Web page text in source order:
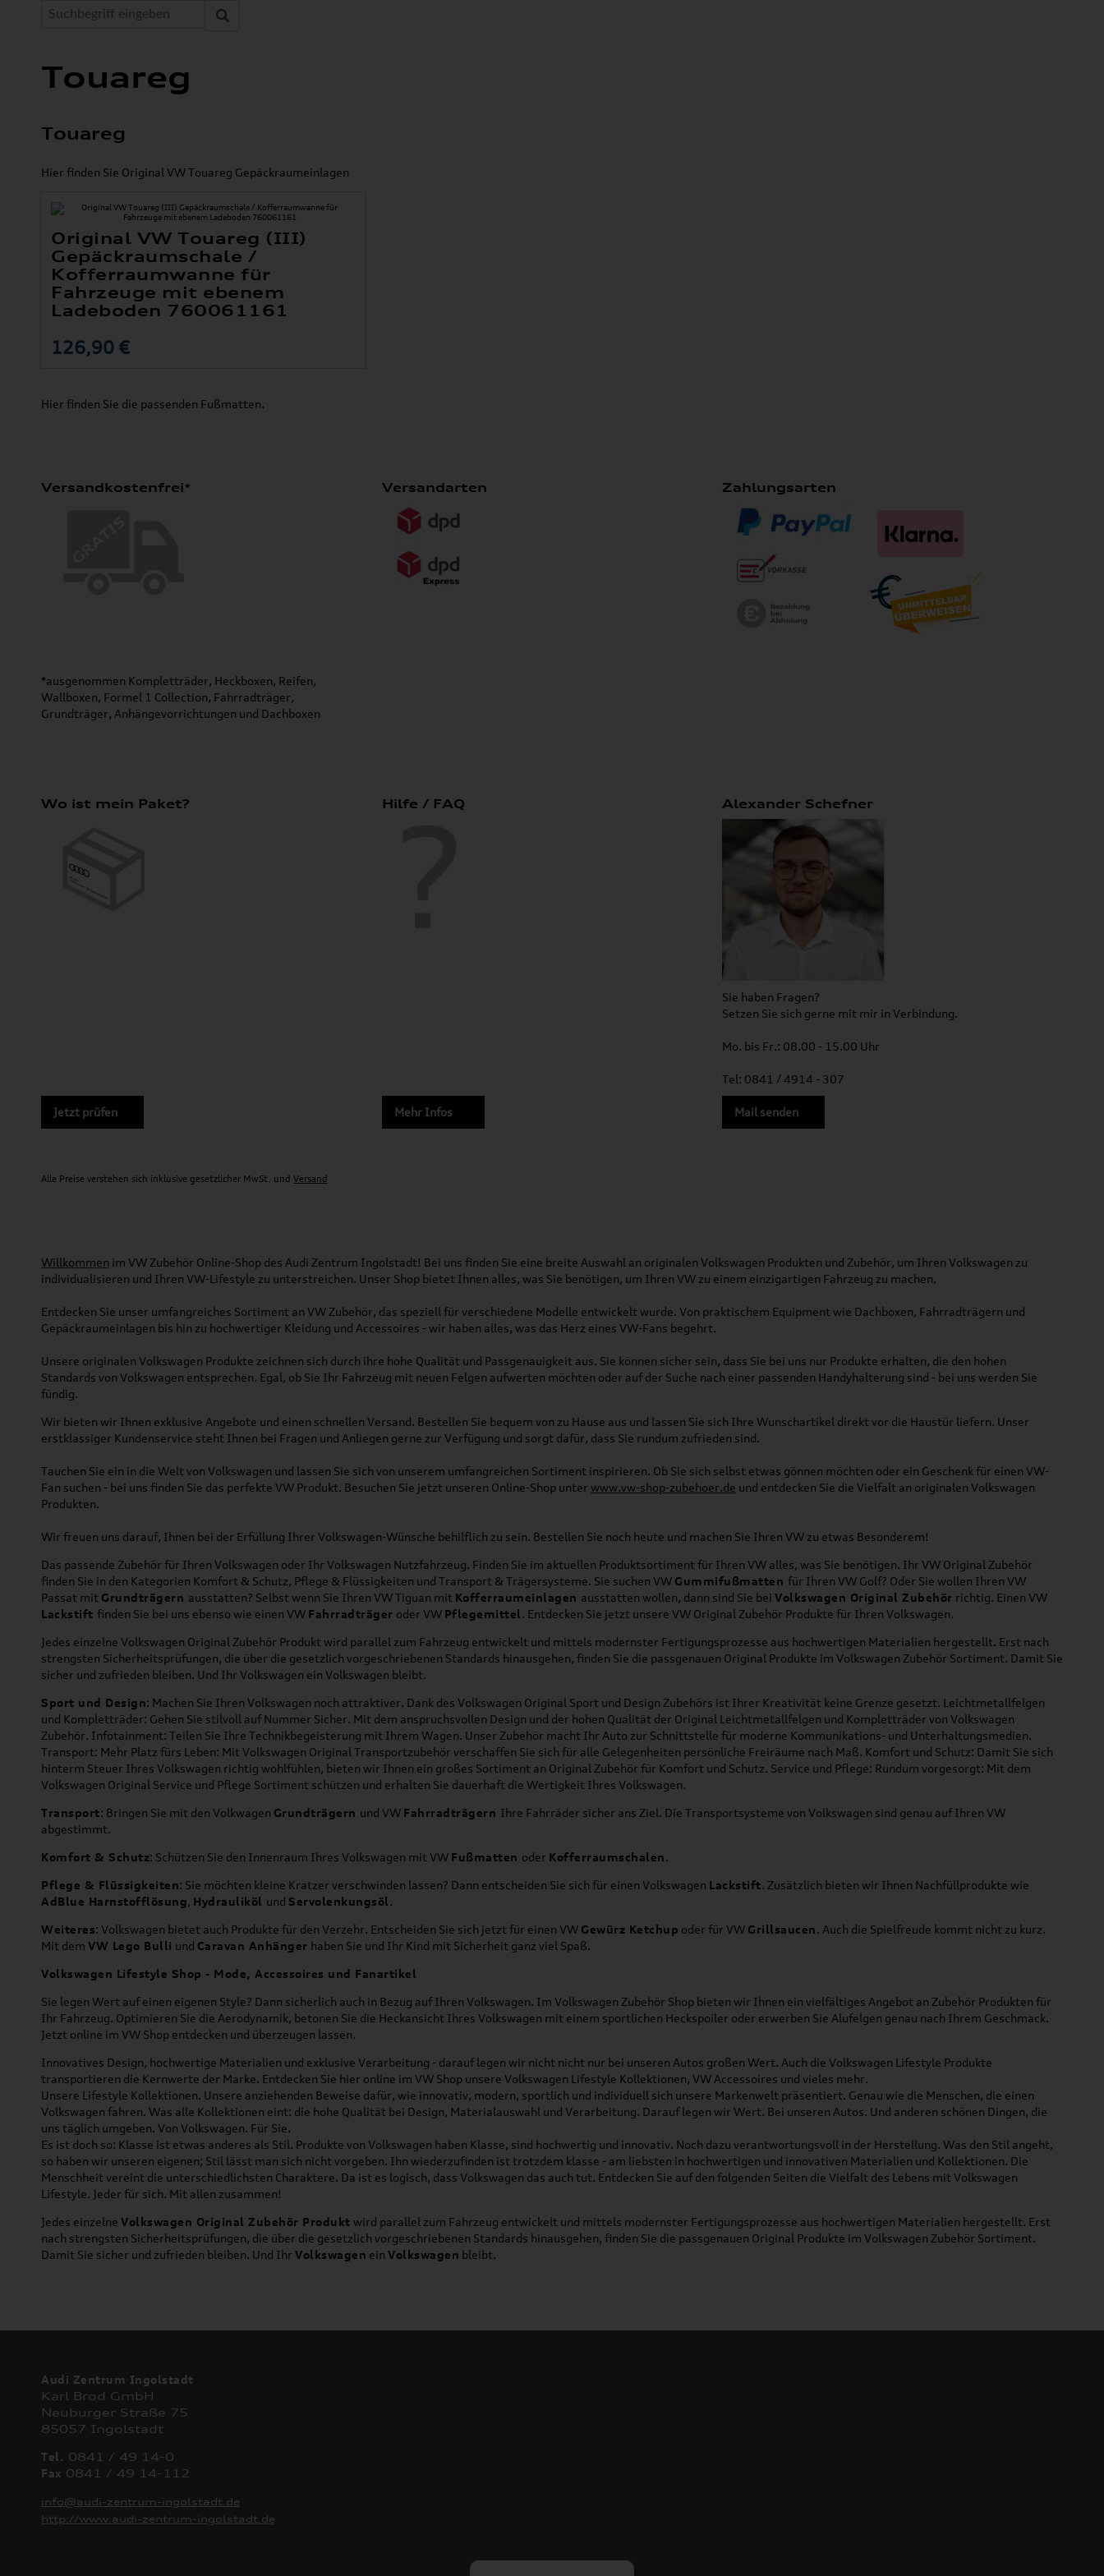
Touareg
Touareg
Hier finden Sie Original VW Touareg Gepäckraumeinlagen
Original VW Touareg (III)
Gepäckraumschale /
Kofferraumwanne für
Fahrzeuge mit ebenem
Ladeboden 760061161
126,90 €
Hier finden Sie die passenden Fußmatten.
Versandkostenfrei*
*ausgenommen Kompletträder, Heckboxen, Reifen,
Wallboxen, Formel 1 Collection, Fahrradträger,
Grundträger, Anhängevorrichtungen und Dachboxen
Versandarten Zahlungsarten
Wo ist mein Paket?
Jetzt prüfen
Hilfe / FAQ
Mehr Infos
Alexander Schefner
Sie haben Fragen?
Setzen Sie sich gerne mit mir in Verbindung.
Mo. bis Fr.: 08.00 - 15.00 Uhr
Tel: 0841 / 4914 - 307
Mail senden
Alle Preise verstehen sich inklusive gesetzlicher MwSt. und Versand
Willkommen im VW Zubehör Online-Shop des Audi Zentrum Ingolstadt! Bei uns finden Sie eine breite Auswahl an originalen Volkswagen Produkten und Zubehör, um Ihren Volkswagen zu
individualisieren und Ihren VW-Lifestyle zu unterstreichen. Unser Shop bietet Ihnen alles, was Sie benötigen, um Ihren VW zu einem einzigartigen Fahrzeug zu machen.
Entdecken Sie unser umfangreiches Sortiment an VW Zubehör, das speziell für verschiedene Modelle entwickelt wurde. Von praktischem Equipment wie Dachboxen, Fahrradträgern und
Gepäckraumeinlagen bis hin zu hochwertiger Kleidung und Accessoires - wir haben alles, was das Herz eines VW-Fans begehrt.
Unsere originalen Volkswagen Produkte zeichnen sich durch ihre hohe Qualität und Passgenauigkeit aus. Sie können sicher sein, dass Sie bei uns nur Produkte erhalten, die den hohen
Standards von Volkswagen entsprechen. Egal, ob Sie Ihr Fahrzeug mit neuen Felgen aufwerten möchten oder auf der Suche nach einer passenden Handyhalterung sind - bei uns werden Sie
fündig.
Wir bieten wir Ihnen exklusive Angebote und einen schnellen Versand. Bestellen Sie bequem von zu Hause aus und lassen Sie sich Ihre Wunschartikel direkt vor die Haustür liefern. Unser
erstklassiger Kundenservice steht Ihnen bei Fragen und Anliegen gerne zur Verfügung und sorgt dafür, dass Sie rundum zufrieden sind.
Tauchen Sie ein in die Welt von Volkswagen und lassen Sie sich von unserem umfangreichen Sortiment inspirieren. Ob Sie sich selbst etwas gönnen möchten oder ein Geschenk für einen VW-
Fan suchen - bei uns finden Sie das perfekte VW Produkt. Besuchen Sie jetzt unseren Online-Shop unter www.vw-shop-zubehoer.de und entdecken Sie die Vielfalt an originalen Volkswagen
Produkten.
Wir freuen uns darauf, Ihnen bei der Erfüllung Ihrer Volkswagen-Wünsche behilflich zu sein. Bestellen Sie noch heute und machen Sie Ihren VW zu etwas Besonderem!
Das passende Zubehör für Ihren Volkswagen oder Ihr Volkswagen Nutzfahrzeug. Finden Sie im aktuellen Produktsortiment für Ihren VW alles, was Sie benötigen. Ihr VW Original Zubehör
finden Sie in den Kategorien Komfort & Schutz, Pflege & Flüssigkeiten und Transport & Trägersysteme. Sie suchen VW Gummifußmatten für Ihren VW Golf? Oder Sie wollen Ihren VW
Passat mit Grundträgern ausstatten? Selbst wenn Sie Ihren VW Tiguan mit Kofferraumeinlagen ausstatten wollen, dann sind Sie bei Volkswagen Original Zubehör richtig. Einen VW
Lackstift finden Sie bei uns ebenso wie einen VW Fahrradträger oder VW Pflegemittel. Entdecken Sie jetzt unsere VW Original Zubehör Produkte für Ihren Volkswagen.
Jedes einzelne Volkswagen Original Zubehör Produkt wird parallel zum Fahrzeug entwickelt und mittels modernster Fertigungsprozesse aus hochwertigen Materialien hergestellt. Erst nach
strengsten Sicherheitsprüfungen, die über die gesetzlich vorgeschriebenen Standards hinausgehen, finden Sie die passgenauen Original Produkte im Volkswagen Zubehör Sortiment. Damit Sie
sicher und zufrieden bleiben. Und Ihr Volkswagen ein Volkswagen bleibt.
Sport und Design: Machen Sie Ihren Volkswagen noch attraktiver. Dank des Volkswagen Original Sport und Design Zubehörs ist Ihrer Kreativität keine Grenze gesetzt. Leichtmetallfelgen
und Kompletträder: Gehen Sie stilvoll auf Nummer Sicher. Mit dem anspruchsvollen Design und der hohen Qualität der Original Leichtmetallfelgen und Kompletträder von Volkswagen
Zubehör. Infotainment: Teilen Sie Ihre Technikbegeisterung mit Ihrem Wagen. Unser Zubehör macht Ihr Auto zur Schnittstelle für moderne Kommunikations- und Unterhaltungsmedien.
Transport: Mehr Platz fürs Leben: Mit Volkswagen Original Transportzubehör verschaffen Sie sich für alle Gelegenheiten persönliche Freiräume nach Maß. Komfort und Schutz: Damit Sie sich
hinterm Steuer Ihres Volkswagen richtig wohlfühlen, bieten wir Ihnen ein großes Sortiment an Original Zubehör für Komfort und Schutz. Service und Pflege: Rundum vorgesorgt: Mit dem
Volkswagen Original Service und Pflege Sortiment schützen und erhalten Sie dauerhaft die Wertigkeit Ihres Volkswagen.
Transport: Bringen Sie mit den Volkwagen Grundträgern und VW Fahrradträgern Ihre Fahrräder sicher ans Ziel. Die Transportsysteme von Volkswagen sind genau auf Ihren VW
abgestimmt.
Komfort & Schutz: Schützen Sie den Innenraum Ihres Volkswagen mit VW Fußmatten oder Kofferraumschalen.
Pflege & Flüssigkeiten: Sie möchten kleine Kratzer verschwinden lassen? Dann entscheiden Sie sich für einen Volkswagen Lackstift. Zusätzlich bieten wir Ihnen Nachfüllprodukte wie
AdBlue Harnstofflösung, Hydrauliköl und Servolenkungsöl.
Weiteres: Volkswagen bietet auch Produkte für den Verzehr. Entscheiden Sie sich jetzt für einen VW Gewürz Ketchup oder für VW Grillsaucen. Auch die Spielfreude kommt nicht zu kurz.
Mit dem VW Lego Bulli und Caravan Anhänger haben Sie und Ihr Kind mit Sicherheit ganz viel Spaß.
Volkswagen Lifestyle Shop - Mode, Accessoires und Fanartikel
Sie legen Wert auf einen eigenen Style? Dann sicherlich auch in Bezug auf Ihren Volkswagen. Im Volkswagen Zubehör Shop bieten wir Ihnen ein vielfältiges Angebot an Zubehör Produkten für
Ihr Fahrzeug. Optimieren Sie die Aerodynamik, betonen Sie die Heckansicht Ihres Volkswagen mit einem sportlichen Heckspoiler oder erwerben Sie Alufelgen genau nach Ihrem Geschmack.
Jetzt online im VW Shop entdecken und überzeugen lassen.
Innovatives Design, hochwertige Materialien und exklusive Verarbeitung - darauf legen wir nicht nicht nur bei unseren Autos großen Wert. Auch die Volkswagen Lifestyle Produkte
transportieren die Kernwerte der Marke. Entdecken Sie hier online im VW Shop unsere Volkswagen Lifestyle Kollektionen, VW Accessoires und vieles mehr.
Unsere Lifestyle Kollektionen. Unsere anziehenden Beweise dafür, wie innovativ, modern, sportlich und individuell sich unsere Markenwelt präsentiert. Genau wie die Menschen, die einen
Volkswagen fahren. Was alle Kollektionen eint: die hohe Qualität bei Design, Materialauswahl und Verarbeitung. Darauf legen wir Wert. Bei unseren Autos. Und anderen schönen Dingen, die
uns täglich umgeben. Von Volkswagen. Für Sie.
Es ist doch so: Klasse ist etwas anderes als Stil. Produkte von Volkswagen haben Klasse, sind hochwertig und innovativ. Noch dazu verantwortungsvoll in der Herstellung. Was den Stil angeht,
so haben wir unseren eigenen; Stil lässt man sich nicht vorgeben. Ihn wiederzufinden ist trotzdem klasse - am liebsten in hochwertigen und innovativen Materialien und Kollektionen. Die
Menschheit vereint die unterschiedlichsten Charaktere. Da ist es logisch, dass Volkswagen das auch tut. Entdecken Sie auf den folgenden Seiten die Vielfalt des Lebens mit Volkswagen
Lifestyle. Jeder für sich. Mit allen zusammen!
Jedes einzelne Volkswagen Original Zubehör Produkt wird parallel zum Fahrzeug entwickelt und mittels modernster Fertigungsprozesse aus hochwertigen Materialien hergestellt. Erst
nach strengsten Sicherheitsprüfungen, die über die gesetzlich vorgeschriebenen Standards hinausgehen, finden Sie die passgenauen Original Produkte im Volkswagen Zubehör Sortiment.
Damit Sie sicher und zufrieden bleiben. Und Ihr Volkswagen ein Volkswagen bleibt.
Audi Zentrum Ingolstadt
Karl Brod GmbH
Neuburger Straße 75
85057 Ingolstadt
Tel. 0841 / 49 14-0
Fax 0841 / 49 14-112
info@audi-zentrum-ingolstadt.de
http://www.audi-zentrum-ingolstadt.de